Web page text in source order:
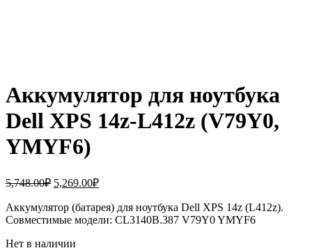
Аккумулятор для ноутбука
Dell XPS 14z-L412z (V79Y0,
YMYF6)
5,748.00₽ Первоначальная
составляла
5,748.00₽.
5,269.00₽Текущая
5,269.00₽.
Аккумулятор (батарея) для ноутбука Dell XPS 14z (L412z).
Совместимые модели: CL3140B.387 V79Y0 YMYF6
Нет в наличии